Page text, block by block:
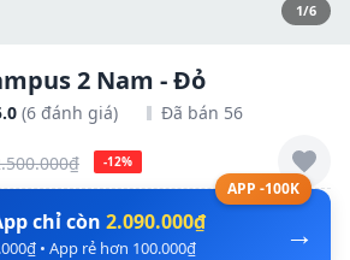
1/6
2 Nam - Đỏ
(6 đánh giá) Đã bán 56
-12%
APP -100K
→
chỉ còn 2.090.000₫
• App rẻ hơn 100.000₫